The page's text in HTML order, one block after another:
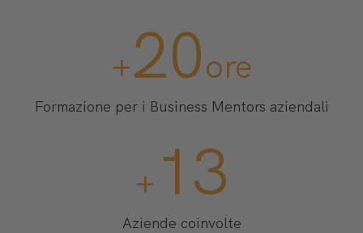
+20ore
Formazione per i Business Mentors aziendali
+ 13
Aziende coinvolte